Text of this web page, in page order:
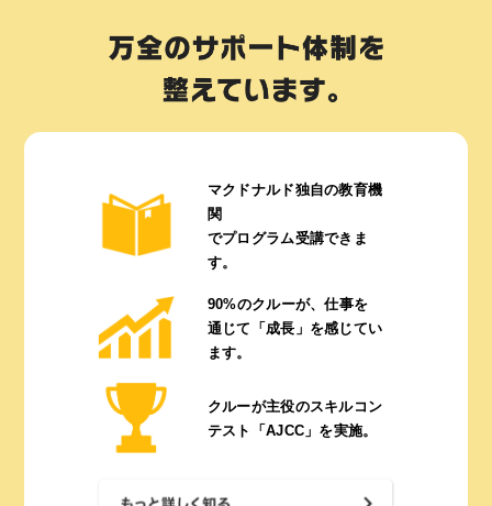
マクドナルド独自の教育機
関
でプログラム受講できま
す。
90%のクルーが、仕事を
通じて 「成長」を感じてい
ます。
クルーが主役のスキルコン
テスト
「AJCC」を実施。